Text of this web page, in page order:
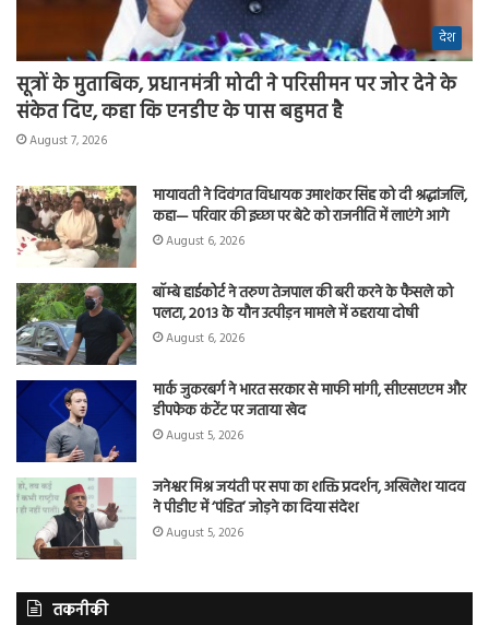
देश
सूत्रों के मुताबिक, प्रधानमंत्री मोदी ने परिसीमन पर जोर देने के
संकेत दिए, कहा कि एनडीए के पास बहुमत है
August 7, 2026
मायावती ने दिवंगत विधायक उमाशंकर सिंह को दी श्रद्धांजलि,
कहा— परिवार की इच्छा पर बेटे को राजनीति में लाएंगे आगे
August 6, 2026
बॉम्बे हाईकोर्ट ने तरुण तेजपाल की बरी करने के फैसले को
पलटा, 2013 के यौन उत्पीड़न मामले में ठहराया दोषी
August 6, 2026
मार्क जुकरबर्ग ने भारत सरकार से माफी मांगी, सीएसएएम और
डीपफेक कंटेंट पर जताया खेद
August 5, 2026
जनेश्वर मिश्र जयंती पर सपा का शक्ति प्रदर्शन, अखिलेश यादव
ने पीडीए में ‘पंडित’ जोड़ने का दिया संदेश
August 5, 2026
तकनीकी